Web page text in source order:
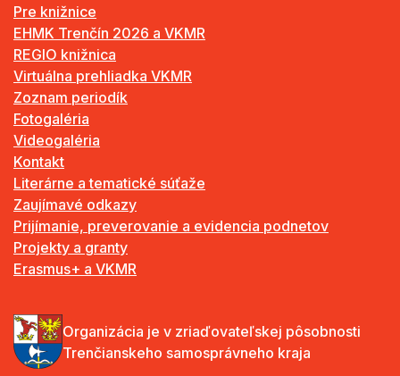
Pre knižnice
EHMK Trenčín 2026 a VKMR
REGIO knižnica
Virtuálna prehliadka VKMR
Zoznam periodík
Fotogaléria
Videogaléria
Kontakt
Literárne a tematické súťaže
Zaujímavé odkazy
Prijímanie, preverovanie a evidencia podnetov
Projekty a granty
Erasmus+ a VKMR
Organizácia je v zriaďovateľskej pôsobnosti
Trenčianskeho samosprávneho kraja